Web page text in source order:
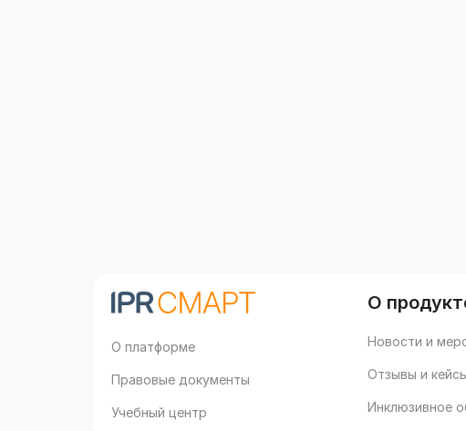
О платформе
Правовые документы
Учебный центр
О
Новости и
Отзывы и
Инклюзивное